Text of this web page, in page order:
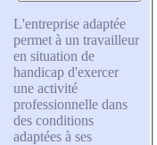
L'entreprise adaptée
permet à un travailleur
en situation de
handicap d'exercer
une activité
professionnelle dans
des conditions
adaptées à ses